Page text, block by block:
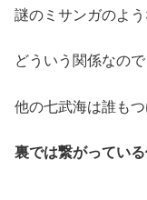
謎のミサンガのよ
どういう関係なので
他の七武海は誰もつ
裏では繋がっている